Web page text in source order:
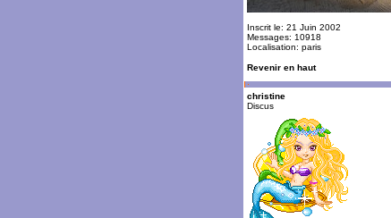
Inscrit le: 21 Juin 2002
Messages: 10918
Localisation: paris
Revenir en haut
christine
Discus